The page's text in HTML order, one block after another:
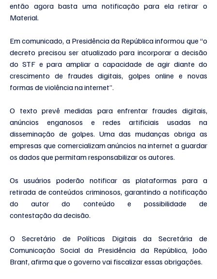
então agora basta uma notificação para ela retirar o
Material.
Em comunicado, a Presidência da República informou que “o
decreto precisou ser atualizado para incorporar a decisão
do STF e para ampliar a capacidade de agir diante do
crescimento de fraudes digitais, golpes online e novas
formas de violência na internet”.
O texto prevê medidas para enfrentar fraudes digitais,
anúncios enganosos e redes artificiais usadas na
disseminação de golpes. Uma das mudanças obriga as
empresas que comercializam anúncios na internet a guardar
os dados que permitam responsabilizar os autores.
Os usuários poderão notificar as plataformas para a
retirada de conteúdos criminosos, garantindo a notificação
do autor do conteúdo e possibilidade de
contestação da decisão.
O Secretário de Políticas Digitais da Secretária de
Comunicação Social da Presidência da República, João
Brant, afirma que o governo vai fiscalizar essas obrigações.